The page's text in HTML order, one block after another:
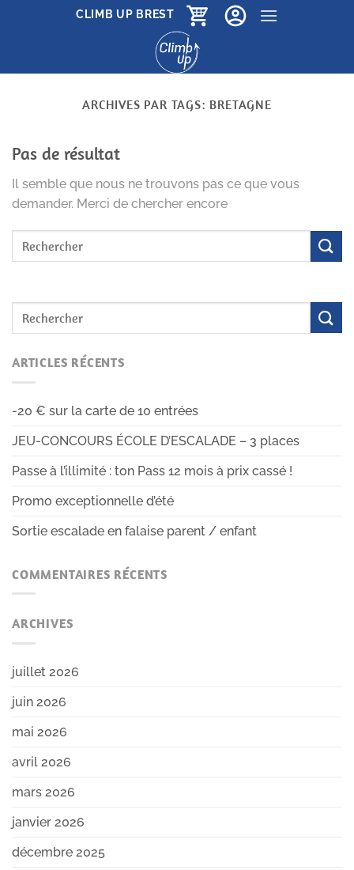
CLIMB UP BREST
ARCHIVES PAR TAGS: BRETAGNE
Pas de résultat
Il semble que nous ne trouvons pas ce que vous
demander. Merci de chercher encore
ARTICLES RÉCENTS
-20 € sur la carte de 10 entrées
JEU-CONCOURS ÉCOLE D’ESCALADE – 3 places
Passe à l’illimité : ton Pass 12 mois à prix cassé !
Promo exceptionnelle d’été
Sortie escalade en falaise parent / enfant
COMMENTAIRES RÉCENTS
ARCHIVES
juillet 2026
juin 2026
mai 2026
avril 2026
mars 2026
janvier 2026
décembre 2025